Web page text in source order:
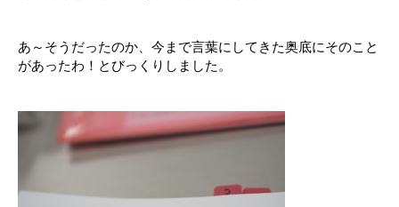
あ～そうだったのか、今まで言葉にしてきた奥底にそのこと
があったわ！とびっくりしました。